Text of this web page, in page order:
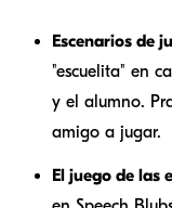
Escenarios de
"escuelita" en
y el alumno.
amigo a jugar.
El juego de las